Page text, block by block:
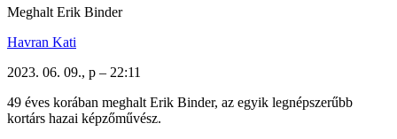
Meghalt Erik Binder
Havran Kati
2023. 06. 09., p – 22:11
49 éves korában meghalt Erik Binder, az egyik legnépszerűbb
kortárs hazai képzőművész.